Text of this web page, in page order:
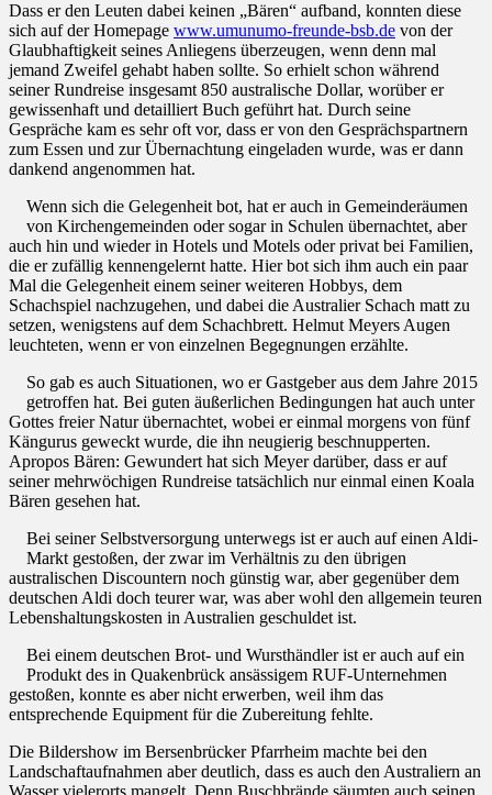
Dass er den Leuten dabei keinen „Bären“ aufband, konnten diese
sich auf der Homepage www.umunumo-freunde-bsb.de von der
Glaubhaftigkeit seines Anliegens überzeugen, wenn denn mal
jemand Zweifel gehabt haben sollte. So erhielt schon während
seiner Rundreise insgesamt 850 australische Dollar, worüber er
gewissenhaft und detailliert Buch geführt hat. Durch seine
Gespräche kam es sehr oft vor, dass er von den Gesprächspartnern
zum Essen und zur Übernachtung eingeladen wurde, was er dann
dankend angenommen hat.
Wenn sich die Gelegenheit bot, hat er auch in Gemeinderäumen
von Kirchengemeinden oder sogar in Schulen übernachtet, aber
auch hin und wieder in Hotels und Motels oder privat bei Familien,
die er zufällig kennengelernt hatte. Hier bot sich ihm auch ein paar
Mal die Gelegenheit einem seiner weiteren Hobbys, dem
Schachspiel nachzugehen, und dabei die Australier Schach matt zu
setzen, wenigstens auf dem Schachbrett. Helmut Meyers Augen
leuchteten, wenn er von einzelnen Begegnungen erzählte.
So gab es auch Situationen, wo er Gastgeber aus dem Jahre 2015
getroffen hat. Bei guten äußerlichen Bedingungen hat auch unter
Gottes freier Natur übernachtet, wobei er einmal morgens von fünf
Kängurus geweckt wurde, die ihn neugierig beschnupperten.
Apropos Bären: Gewundert hat sich Meyer darüber, dass er auf
seiner mehrwöchigen Rundreise tatsächlich nur einmal einen Koala
Bären gesehen hat.
Bei seiner Selbstversorgung unterwegs ist er auch auf einen Aldi-
Markt gestoßen, der zwar im Verhältnis zu den übrigen
australischen Discountern noch günstig war, aber gegenüber dem
deutschen Aldi doch teurer war, was aber wohl den allgemein teuren
Lebenshaltungskosten in Australien geschuldet ist.
Bei einem deutschen Brot- und Wursthändler ist er auch auf ein
Produkt des in Quakenbrück ansässigem RUF-Unternehmen
gestoßen, konnte es aber nicht erwerben, weil ihm das
entsprechende Equipment für die Zubereitung fehlte.
Die Bildershow im Bersenbrücker Pfarrheim machte bei den
Landschaftaufnahmen aber deutlich, dass es auch den Australiern an
Wasser vielerorts mangelt. Denn Buschbrände säumten auch seinen